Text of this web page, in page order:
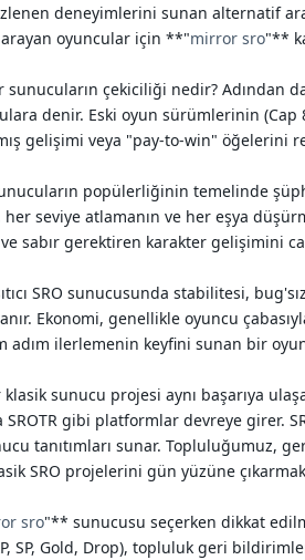
deneyimlerini sunan alternatif
oyuncular için **"mirror sro"**
sunucuların çekiciliği nedir? Adından
denir. Eski oyun sürümlerinin (Cap
gelişimi veya "pay-to-win" öğelerini
popülerliğinin temelinde
seviye atlamanın ve her eşya
sabır gerektiren karakter gelişimini
SRO sunucusunda stabilitesi,
Ekonomi, genellikle oyuncu
adım ilerlemenin keyfini sunan bir oyun
sunucu projesi aynı başarıya
SROTR gibi platformlar devreye girer.
tanıtımları sunar. Topluluğumuz,
SRO projelerini gün yüzüne
sro"** sunucusu seçerken dikkat
SP, Gold, Drop), topluluk geri